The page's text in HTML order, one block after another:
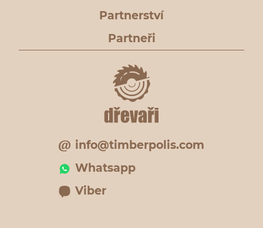
Partnerství
Partneři
info@timberpolis.com
Whatsapp
Viber